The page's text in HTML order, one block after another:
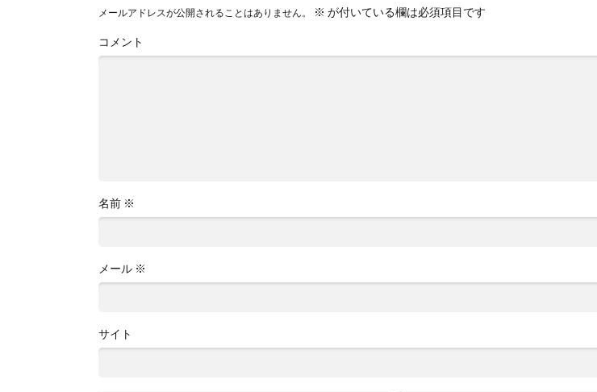
メールアドレスが公開されることはありません。 ※ が付いている欄は必須項目です
コメント
名前 ※
メール ※
サイト